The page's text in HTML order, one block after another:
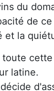
du
de
et la
latine.